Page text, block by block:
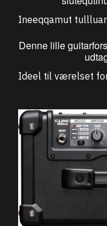
Ineeqqamut
Denne lille
Ideel til værelset